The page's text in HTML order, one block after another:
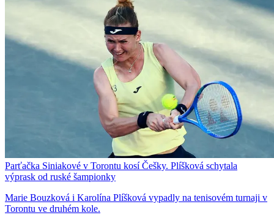
Parťačka Siniakové v Torontu kosí Češky. Plíšková schytala
výprask od ruské šampionky
Marie Bouzková i Karolína Plíšková vypadly na tenisovém turnaji v
Torontu ve druhém kole.